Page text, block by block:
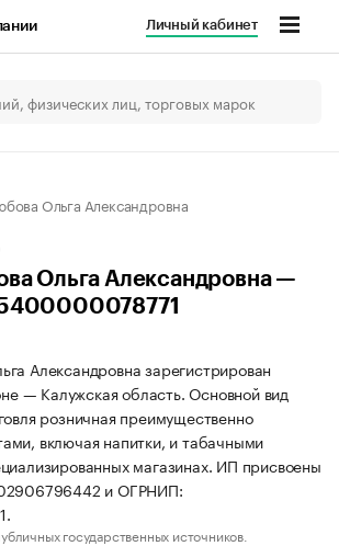
Личный кабинет
Ольга Александровна
Ольга Александровна —
Александровна зарегистрирован
— Калужская область. Основной вид
розничная преимущественно
включая напитки, и табачными
магазинах. ИП присвоены
и ОГРНИП:
государственных источников.